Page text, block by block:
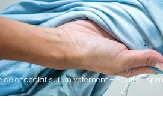
de chocolat sur un vêtement – Source : spm